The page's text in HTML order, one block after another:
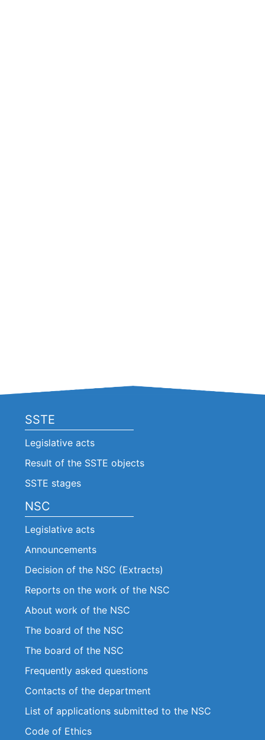
SSTE
Legislative acts
Result of the SSTE objects
SSTE stages
NSC
Legislative acts
Announcements
Decision of the NSC (Extracts)
Reports on the work of the NSC
About work of the NSC
The board of the NSC
The board of the NSC
Frequently asked questions
Contacts of the department
List of applications submitted to the NSC
Code of Ethics